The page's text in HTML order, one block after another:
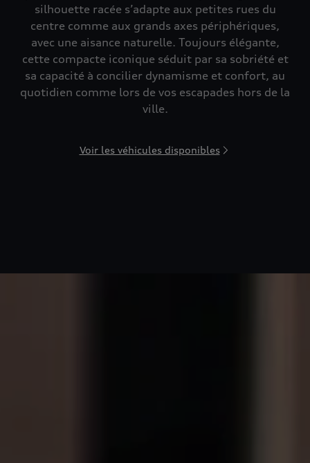
silhouette racée s’adapte aux petites rues du
centre comme aux grands axes périphériques,
avec une aisance naturelle. Toujours élégante,
cette compacte iconique séduit par sa sobriété et
sa capacité à concilier dynamisme et confort, au
quotidien comme lors de vos escapades hors de la
ville.
Voir les véhicules disponibles